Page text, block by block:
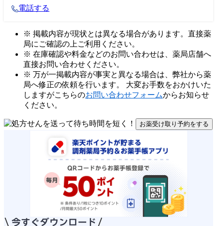
電話する
※ 掲載内容が現状とは異なる場合があります。直接薬
局にご確認の上ご利用ください。
※ 在庫確認や料金などのお問い合わせは、薬局店舗へ
直接お問い合わせください。
※ 万が一掲載内容が事実と異なる場合は、弊社から薬
局へ修正の依頼を行います。 大変お手数をおかけいた
しますがこちらのお問い合わせフォームからお知らせ
ください。
お薬受け取り予約をする